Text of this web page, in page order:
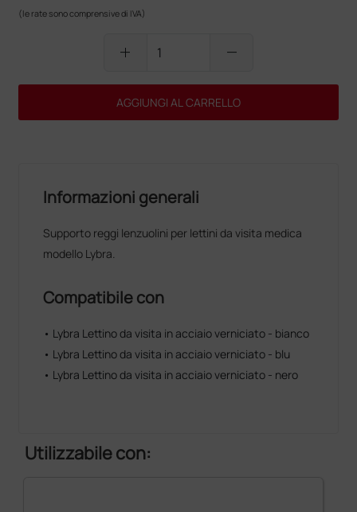
(le rate sono comprensive di IVA)
add remove
AGGIUNGI AL CARRELLO
Informazioni generali
Supporto reggi lenzuolini per lettini da visita medica
modello Lybra.
Compatibile con
• Lybra Lettino da visita in acciaio verniciato - bianco
• Lybra Lettino da visita in acciaio verniciato - blu
• Lybra Lettino da visita in acciaio verniciato - nero
Utilizzabile con: